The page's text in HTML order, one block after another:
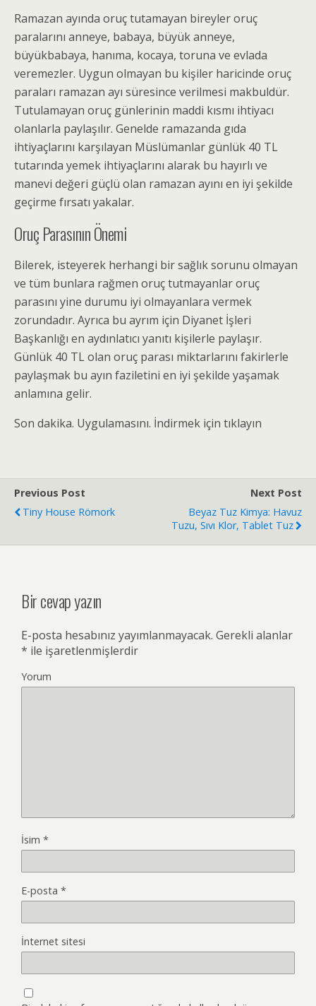
Ramazan ayında oruç tutamayan bireyler oruç
paralarını anneye, babaya, büyük anneye,
büyükbabaya, hanıma, kocaya, toruna ve evlada
veremezler. Uygun olmayan bu kişiler haricinde oruç
paraları ramazan ayı süresince verilmesi makbuldür.
Tutulamayan oruç günlerinin maddi kısmı ihtiyacı
olanlarla paylaşılır. Genelde ramazanda gıda
ihtiyaçlarını karşılayan Müslümanlar günlük 40 TL
tutarında yemek ihtiyaçlarını alarak bu hayırlı ve
manevi değeri güçlü olan ramazan ayını en iyi şekilde
geçirme fırsatı yakalar.
Oruç Parasının Önemi
Bilerek, isteyerek herhangi bir sağlık sorunu olmayan
ve tüm bunlara rağmen oruç tutmayanlar oruç
parasını yine durumu iyi olmayanlara vermek
zorundadır. Ayrıca bu ayrım için Diyanet İşleri
Başkanlığı en aydınlatıcı yanıtı kişilerle paylaşır.
Günlük 40 TL olan oruç parası miktarlarını fakirlerle
paylaşmak bu ayın faziletini en iyi şekilde yaşamak
anlamına gelir.
Son dakika. Uygulamasını. İndirmek için tıklayın
Previous Post
Tiny House Römork
Next Post
Beyaz Tuz Kimya: Havuz
Tuzu, Sıvı Klor, Tablet Tuz
Bir cevap yazın
E-posta hesabınız yayımlanmayacak. Gerekli alanlar
* ile işaretlenmişlerdir
Yorum
İsim *
E-posta *
İnternet sitesi